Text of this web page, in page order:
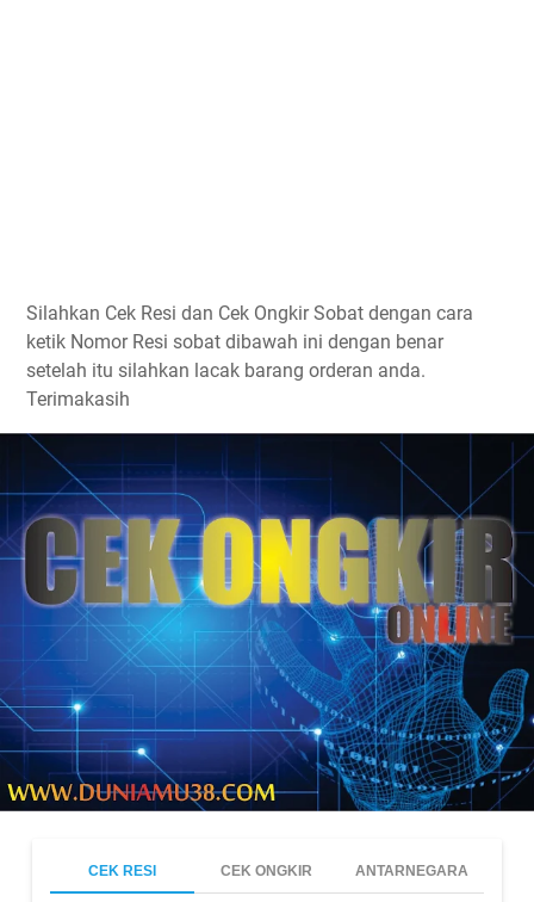
Silahkan Cek Resi dan Cek Ongkir Sobat dengan cara
ketik Nomor Resi sobat dibawah ini dengan benar
setelah itu silahkan lacak barang orderan anda.
Terimakasih
CEK RESI CEK ONGKIR ANTARNEGARA